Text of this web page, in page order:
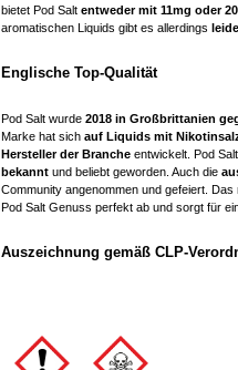
bietet Pod Salt entweder mit 11mg oder
aromatischen Liquids gibt es allerdings
Englische Top-Qualität
Pod Salt wurde 2018 in Großbrittanien
Marke hat sich auf Liquids mit
Hersteller der Branche entwickelt. Pod
bekannt und beliebt geworden. Auch die
Community angenommen und gefeiert. Das
Pod Salt Genuss perfekt ab und sorgt für
Auszeichnung gemäß CLP-